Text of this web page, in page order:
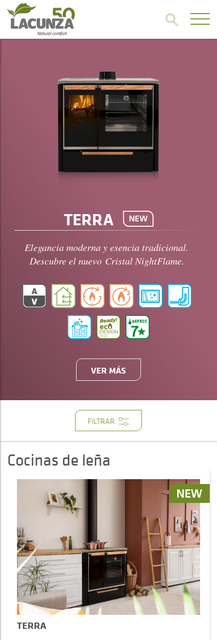
TERRA NEW
Elegancia moderna y esencia tradicional.
Descubre el nuevo Cristal NightFlame.
VER MÁS
FILTRAR
Cocinas de leña
NEW
TERRA